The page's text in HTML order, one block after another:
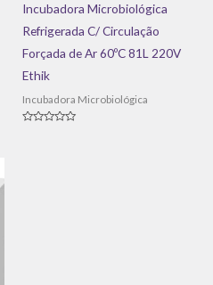
Incubadora Microbiológica
Refrigerada C/ Circulação
Forçada de Ar 60ºC 81L 220V
Ethik
Incubadora Microbiológica